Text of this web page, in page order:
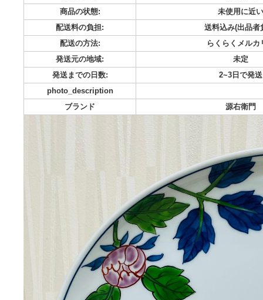
メントにてやり取りをお願いします。 ✅大幅または非常識な
難しいと判断した場合にはコメント削除やブロック等の対応
最後までご確認頂きありがとうございました✨ ディーププレ
カテゴリー:
キッチン・日用品・そ
ブランド:
源
商品の状態:
配送料の負担:
送料込み
発送元の地域:
2~3
photo_description
源